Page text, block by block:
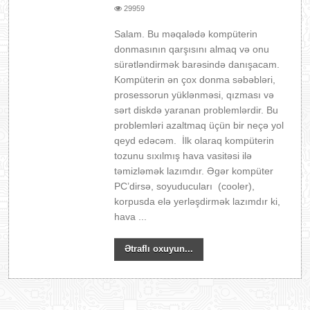
29959
Salam. Bu məqalədə kompüterin
donmasının qarşısını almaq və onu
sürətləndirmək barəsində danışacam.
Kompüterin ən çox donma səbəbləri,
prosessorun yüklənməsi, qızması və
sərt diskdə yaranan problemlərdir. Bu
problemləri azaltmaq üçün bir neçə yol
qeyd edəcəm. İlk olaraq kompüterin
tozunu sıxılmış hava vasitəsi ilə
təmizləmək lazımdır. Əgər kompüter
PC’dirsə, soyuducuları (cooler),
korpusda elə yerləşdirmək lazımdır ki,
hava ...
Ətraflı oxuyun...